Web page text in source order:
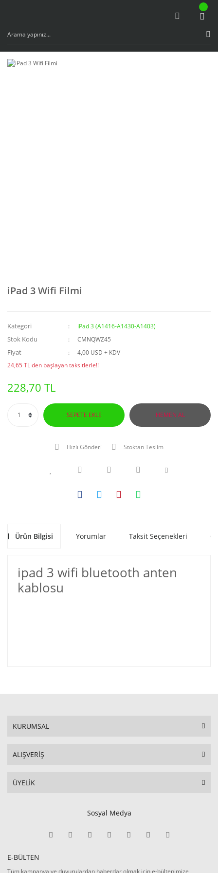
iPad 3 Wifi Filmi
Kategori iPad 3 (A1416-A1430-A1403)
Stok Kodu CMNQWZ45
Fiyat
4,00 USD + KDV
24,65 TL den başlayan taksitlerle!!
228,70 TL
SEPETE EKLE HEMEN AL
Hızlı Gönderi Stoktan Teslim
Ürün Bilgisi Yorumlar Taksit Seçenekleri
ipad 3 wifi bluetooth anten
kablosu
KURUMSAL
ALIŞVERİŞ
ÜYELİK
Sosyal Medya
E-BÜLTEN
Tüm kampanya ve duyurulardan haberdar olmak için e-bültenimize